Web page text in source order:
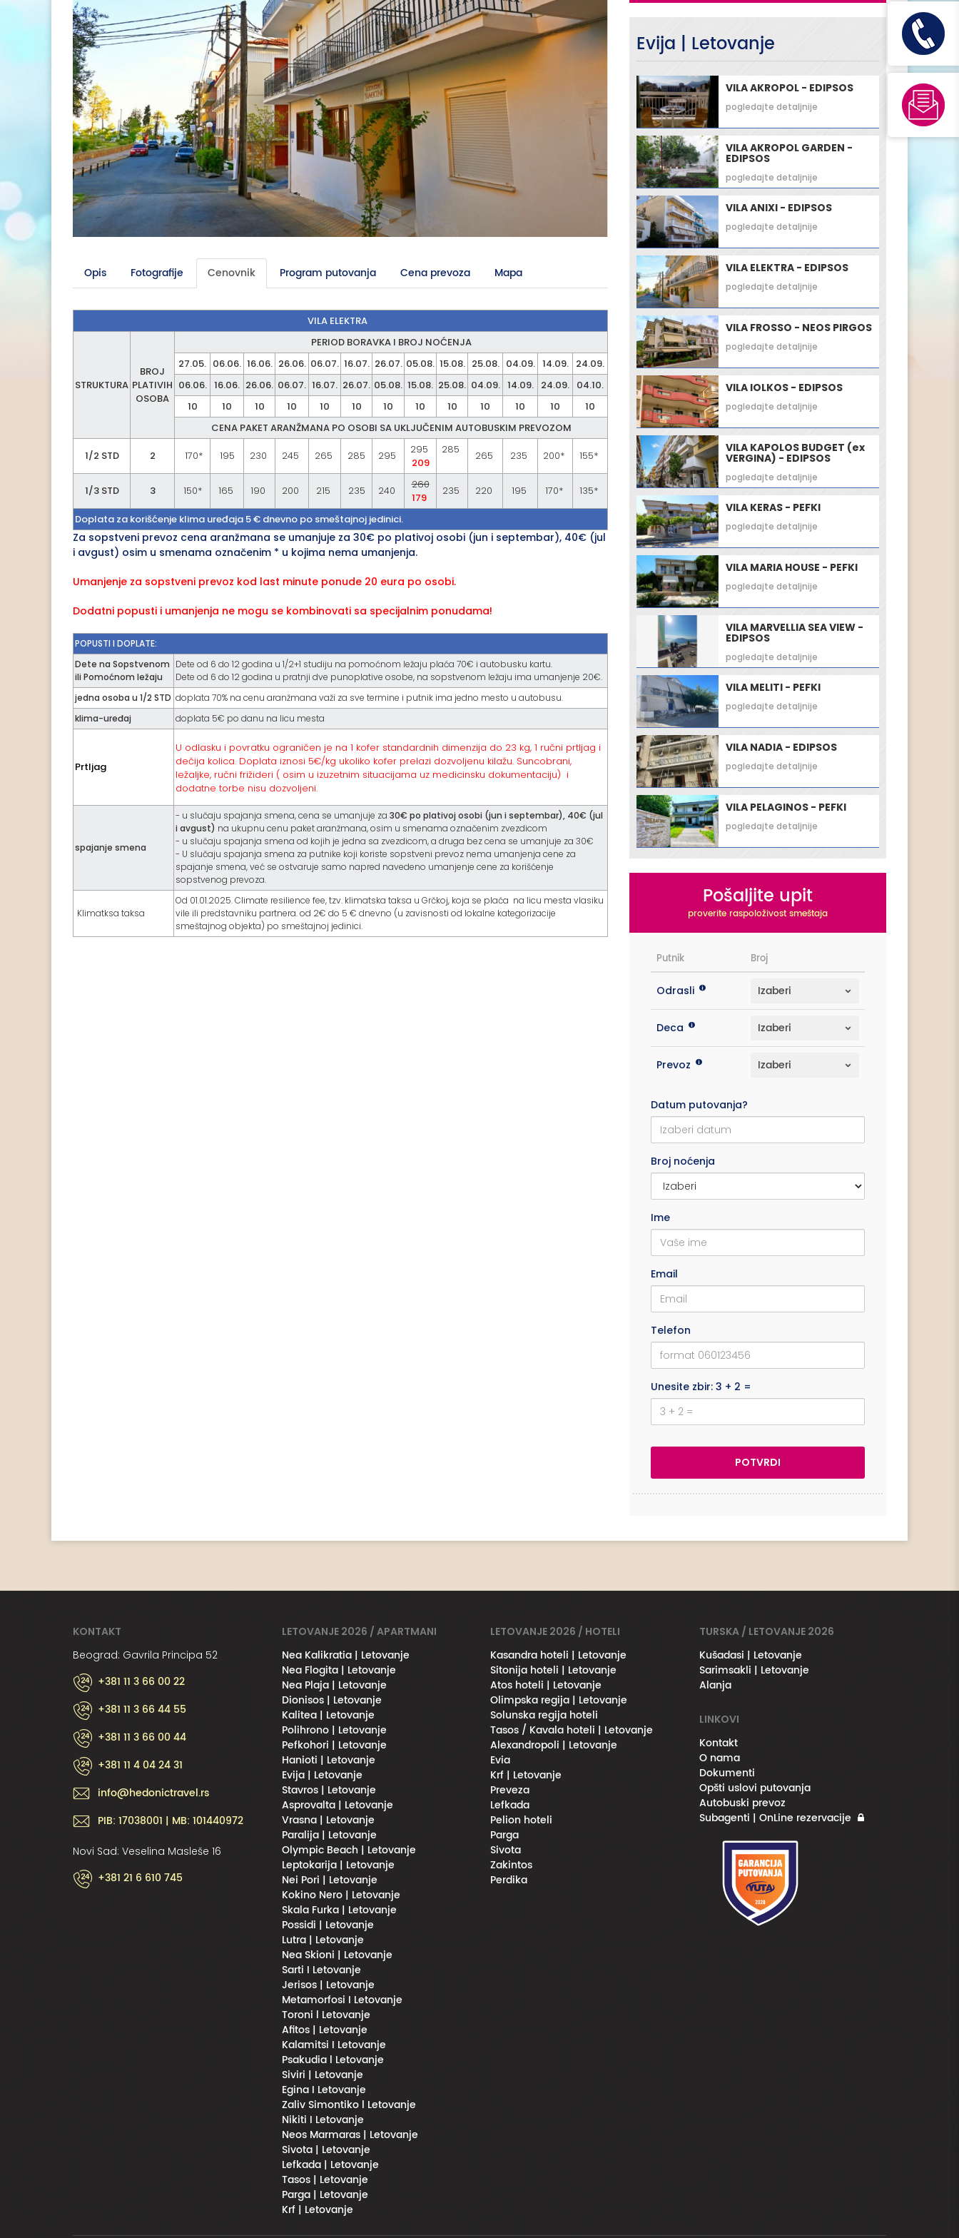
Opis Fotografije Cenovnik Program putovanja Cena prevoza Mapa
VILA ELEKTRA
STRUKTURA
BROJ
PLATIVIH
OSOBA
PERIOD BORAVKA I BROJ NOĆENJA
27.05. 06.06. 16.06. 26.06. 06.07. 16.07. 26.07. 05.08. 15.08. 25.08. 04.09. 14.09.
24.09.
06.06. 16.06. 26.06. 06.07. 16.07. 26.07. 05.08. 15.08. 25.08. 04.09. 14.09. 24.09. 04.10.
10
10 10 10 10 10 10 10 10 10 10 10
10
CENA PAKET ARANŽMANA PO OSOBI SA UKLJUČENIM AUTOBUSKIM PREVOZOM
1/2 STD 2 170* 195 230 245 265 285 295
295
209
285 265 235 200* 155*
1/3 STD 3 150* 165 190 200 215 235 240
260
179
235 220 195 170* 135*
Doplata za korišćenje klima uređaja 5 € dnevno po smeštajnoj jedinici.
Za sopstveni prevoz cena aranžmana se umanjuje za 30€ po plativoj osobi (jun i septembar), 40€ (jul
i avgust) osim u smenama označenim * u kojima nema umanjenja.
Umanjenje za sopstveni prevoz kod last minute ponude 20 eura po osobi.
Dodatni popusti i umanjenja ne mogu se kombinovati sa specijalnim ponudama!
POPUSTI I DOPLATE:
Dete na Sopstvenom
ili Pomoćnom ležaju
Dete od 6 do 12 godina u 1/2+1 studiju na pomoćnom ležaju plaća 70€ i autobusku kartu.
Dete od 6 do 12 godina u pratnji dve punoplative osobe, na sopstvenom ležaju ima umanjenje 20€.
jedna osoba u 1/2 STD doplata 70% na cenu aranžmana važi za sve termine i putnik ima jedno mesto u autobusu.
klima-uređaj
doplata 5€ po danu na licu mesta
Prtljag
U odlasku i povratku ograničen je na 1 kofer standardnih dimenzija do 23 kg, 1 ručni prtljag i
dečija kolica. Doplata iznosi 5€/kg ukoliko kofer prelazi dozvoljenu kilažu. Suncobrani,
ležaljke, ručni frižideri ( osim u izuzetnim situacijama uz medicinsku dokumentaciju) i
dodatne torbe nisu dozvoljeni.
spajanje smena
- u slučaju spajanja smena, cena se umanjuje za 30€ po plativoj osobi (jun i septembar), 40€ (jul
i avgust) na ukupnu cenu paket aranžmana, osim u smenama označenim zvezdicom
- u slučaju spajanja smena od kojih je jedna sa zvezdicom, a druga bez cena se umanjuje za 30€
- U slučaju spajanja smena za putnike koji koriste sopstveni prevoz nema umanjenja cene za
spajanje smena, već se ostvaruje samo napred navedeno umanjenje cene za korišćenje
sopstvenog prevoza.
Klimatksa taksa
Od 01.01.2025. Climate resilience fee, tzv. klimatska taksa u Grčkoj, koja se plaća na licu mesta vlasiku
vile ili predstavniku partnera. od 2€ do 5 € dnevno (u zavisnosti od lokalne kategorizacije
smeštajnog objekta) po smeštajnoj jedinici.
Evija | Letovanje
VILA AKROPOL - EDIPSOS
pogledajte detaljnije
VILA AKROPOL GARDEN -
EDIPSOS
pogledajte detaljnije
VILA ANIXI - EDIPSOS
pogledajte detaljnije
VILA ELEKTRA - EDIPSOS
pogledajte detaljnije
VILA FROSSO - NEOS PIRGOS
pogledajte detaljnije
VILA IOLKOS - EDIPSOS
pogledajte detaljnije
VILA KAPOLOS BUDGET (ex
VERGINA) - EDIPSOS
pogledajte detaljnije
VILA KERAS - PEFKI
pogledajte detaljnije
VILA MARIA HOUSE - PEFKI
pogledajte detaljnije
VILA MARVELLIA SEA VIEW -
EDIPSOS
pogledajte detaljnije
VILA MELITI - PEFKI
pogledajte detaljnije
VILA NADIA - EDIPSOS
pogledajte detaljnije
VILA PELAGINOS - PEFKI
pogledajte detaljnije
Pošaljite upit
proverite raspoloživost smeštaja
Putnik Broj
Odrasli
Deca
Prevoz
Datum putovanja?
Broj noćenja
Ime
Email
Telefon
Unesite zbir: 3 + 2 =
KONTAKT
Beograd: Gavrila Principa 52
+381 11 3 66 00 22
+381 11 3 66 44 55
+381 11 3 66 00 44
+381 11 4 04 24 31
info@hedonictravel.rs
PIB: 17038001 | MB: 101440972
Novi Sad: Veselina Masleše 16
+381 21 6 610 745
LETOVANJE 2026 / APARTMANI
Nea Kalikratia | Letovanje
Nea Flogita | Letovanje
Nea Plaja | Letovanje
Dionisos | Letovanje
Kalitea | Letovanje
Polihrono | Letovanje
Pefkohori | Letovanje
Hanioti | Letovanje
Evija | Letovanje
Stavros | Letovanje
Asprovalta | Letovanje
Vrasna | Letovanje
Paralija | Letovanje
Olympic Beach | Letovanje
Leptokarija | Letovanje
Nei Pori | Letovanje
Kokino Nero | Letovanje
Skala Furka | Letovanje
Possidi | Letovanje
Lutra | Letovanje
Nea Skioni | Letovanje
Sarti I Letovanje
Jerisos | Letovanje
Metamorfosi I Letovanje
Toroni l Letovanje
Afitos | Letovanje
Kalamitsi I Letovanje
Psakudia l Letovanje
Siviri | Letovanje
Egina I Letovanje
Zaliv Simontiko l Letovanje
Nikiti I Letovanje
Neos Marmaras | Letovanje
Sivota | Letovanje
Lefkada | Letovanje
Tasos | Letovanje
Parga | Letovanje
Krf | Letovanje
LETOVANJE 2026 / HOTELI
Kasandra hoteli | Letovanje
Sitonija hoteli | Letovanje
Atos hoteli | Letovanje
Olimpska regija | Letovanje
Solunska regija hoteli
Tasos / Kavala hoteli | Letovanje
Alexandropoli | Letovanje
Evia
Krf | Letovanje
Preveza
Lefkada
Pelion hoteli
Parga
Sivota
Zakintos
Perdika
TURSKA / LETOVANJE 2026
Kušadasi | Letovanje
Sarimsakli | Letovanje
Alanja
LINKOVI
Kontakt
O nama
Dokumenti
Opšti uslovi putovanja
Autobuski prevoz
Subagenti | OnLine rezervacije